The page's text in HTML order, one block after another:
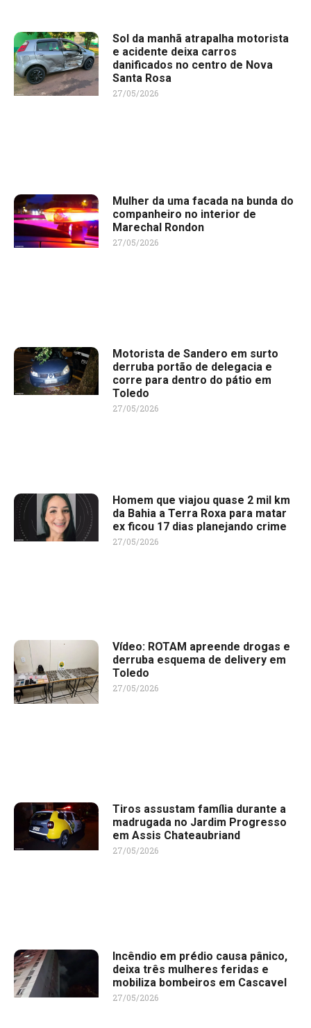
Sol da manhã atrapalha motorista
e acidente deixa carros
danificados no centro de Nova
Santa Rosa
27/05/2026
Mulher da uma facada na bunda do
companheiro no interior de
Marechal Rondon
27/05/2026
Motorista de Sandero em surto
derruba portão de delegacia e
corre para dentro do pátio em
Toledo
27/05/2026
Homem que viajou quase 2 mil km
da Bahia a Terra Roxa para matar
ex ficou 17 dias planejando crime
27/05/2026
Vídeo: ROTAM apreende drogas e
derruba esquema de delivery em
Toledo
27/05/2026
Tiros assustam família durante a
madrugada no Jardim Progresso
em Assis Chateaubriand
27/05/2026
Incêndio em prédio causa pânico,
deixa três mulheres feridas e
mobiliza bombeiros em Cascavel
27/05/2026